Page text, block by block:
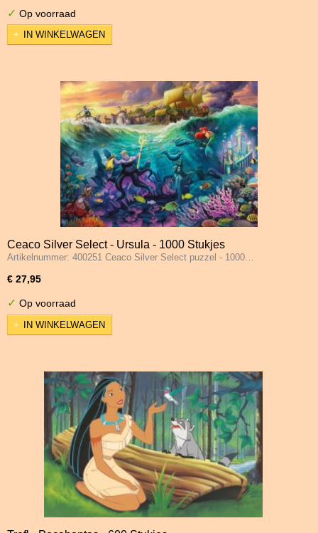
✓ Op voorraad
IN WINKELWAGEN
Ceaco Silver Select - Ursula - 1000 Stukjes
Artikelnummer: 400251 Ceaco Silver Select puzzel - 1000…
€ 27,95
✓ Op voorraad
IN WINKELWAGEN